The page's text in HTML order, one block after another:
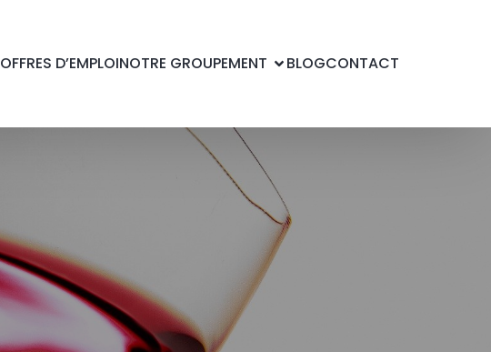
OFFRES D’EMPLOINOTRE GROUPEMENT BLOGCONTACT